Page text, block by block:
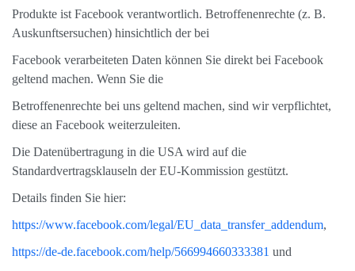
Produkte ist Facebook verantwortlich. Betroffenenrechte (z. B.
Auskunftsersuchen) hinsichtlich der bei
Facebook verarbeiteten Daten können Sie direkt bei Facebook
geltend machen. Wenn Sie die
Betroffenenrechte bei uns geltend machen, sind wir verpflichtet,
diese an Facebook weiterzuleiten.
Die Datenübertragung in die USA wird auf die
Standardvertragsklauseln der EU-Kommission gestützt.
Details finden Sie hier:
https://www.facebook.com/legal/EU_data_transfer_addendum,
https://de-de.facebook.com/help/566994660333381 und